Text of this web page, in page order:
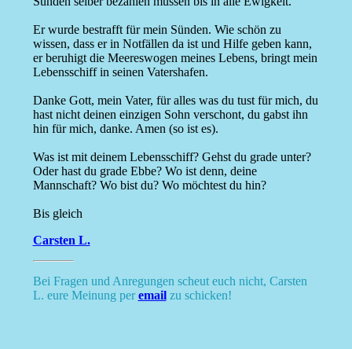
Er wurde bestrafft für mein Sünden. Wie schön zu
wissen, dass er in Notfällen da ist und Hilfe geben kann,
er beruhigt die Meereswogen meines Lebens, bringt mein
Lebensschiff in seinen Vatershafen.
Danke Gott, mein Vater, für alles was du tust für mich, du
hast nicht deinen einzigen Sohn verschont, du gabst ihn
hin für mich, danke. Amen (so ist es).
Was ist mit deinem Lebensschiff? Gehst du grade unter?
Oder hast du grade Ebbe? Wo ist denn, deine
Mannschaft? Wo bist du? Wo möchtest du hin?
Bis gleich
Carsten L.
Bei Fragen und Anregungen scheut euch nicht, Carsten
L. eure Meinung peremailzu schicken!